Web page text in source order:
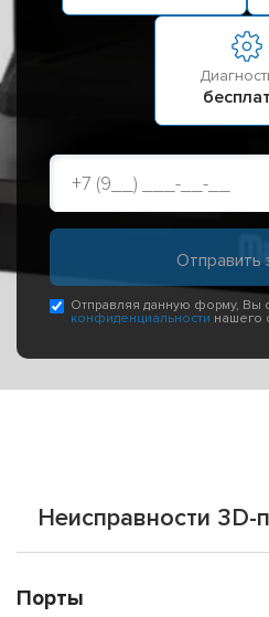
Отправляя данную форму, Вы
конфиденциальности нашего
Неисправности 3D-
Порты